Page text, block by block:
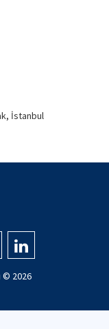
İstanbul
© 2026